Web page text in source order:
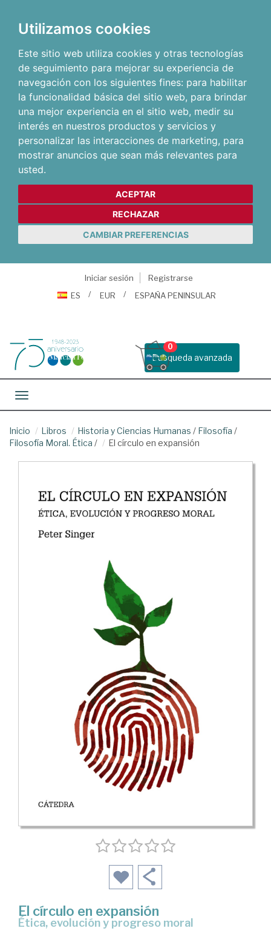
Utilizamos cookies
Este sitio web utiliza cookies y otras tecnologías
de seguimiento para mejorar su experiencia de
navegación con los siguientes fines: para habilitar
la funcionalidad básica del sitio web, para brindar
una mejor experiencia en el sitio web, medir su
interés en nuestros productos y servicios y
personalizar las interacciones de marketing, para
mostrar anuncios que sean más relevantes para
usted.
ACEPTAR
RECHAZAR
CAMBIAR PREFERENCIAS
Iniciar sesión
Registrarse
ES
EUR ESPAÑA PENINSULAR
Busqueda avanzada
0
Toggle navigation
Inicio Libros Historia y Ciencias Humanas / Filosofía /
Filosofía Moral. Ética / El círculo en expansión
El círculo en expansión
Ética, evolución y progreso moral